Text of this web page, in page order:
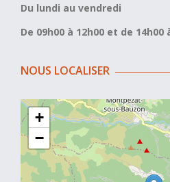
Du lundi au vendredi
De 09h00 à 12h00 et de 14h00
NOUS LOCALISER
+
−